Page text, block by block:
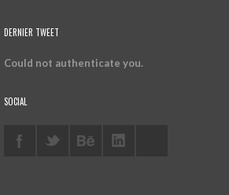
DERNIER TWEET
Could not authenticate you.
SOCIAL